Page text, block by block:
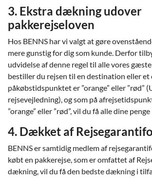
3. Ekstra dækning udover
pakkerejseloven
Hos BENNS har vi valgt at gøre
mere gunstig for dig som kunde. Derfor
udvidelse af denne regel til alle vores
bestiller du rejsen til en destination eller et
påkøbstidspunktet er ”orange” eller ”rød”
rejsevejledning), og som på
”orange” eller ”rød”, vil du få alle dine
4. Dækket af
BENNS er samtidig medlem af
købt en pakkerejse, som er omfattet af
dækning, vil du få den bedste dækning i